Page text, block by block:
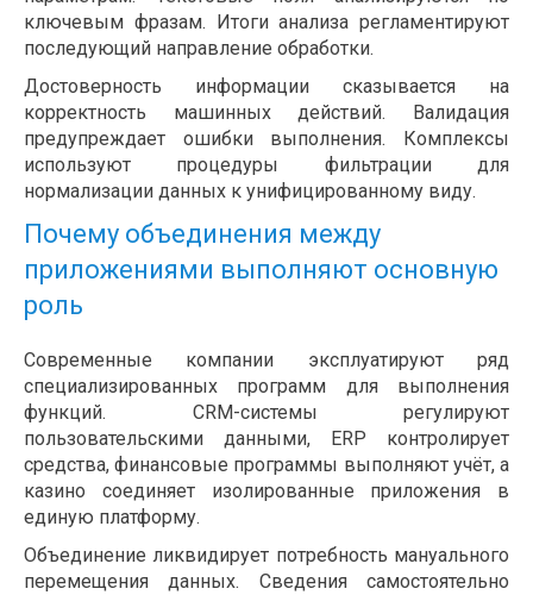
ключевым фразам. Итоги анализа регламентируют
последующий направление обработки.
Достоверность информации сказывается на
корректность машинных действий. Валидация
предупреждает ошибки выполнения. Комплексы
используют процедуры фильтрации для
нормализации данных к унифицированному виду.
Почему объединения между
приложениями выполняют основную
роль
Современные компании эксплуатируют ряд
специализированных программ для выполнения
функций. CRM-системы регулируют
пользовательскими данными, ERP контролирует
средства, финансовые программы выполняют учёт, а
казино соединяет изолированные приложения в
единую платформу.
Объединение ликвидирует потребность мануального
перемещения данных. Сведения самостоятельно